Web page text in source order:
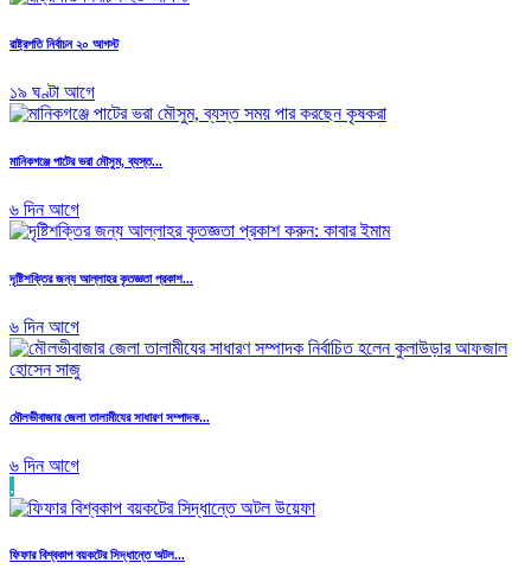
রাষ্ট্রপতি নির্বাচন ২০ আগস্ট
১৯ ঘণ্টা আগে
মানিকগঞ্জে পাটের ভরা মৌসুম, ব্যস্ত...
৬ দিন আগে
দৃষ্টিশক্তির জন্য আল্লাহর কৃতজ্ঞতা প্রকাশ...
৬ দিন আগে
মৌলভীবাজার জেলা তালামীযের সাধারণ সম্পাদক...
৬ দিন আগে
.
ফিফার বিশ্বকাপ বয়কটের সিদ্ধান্তে অটল...